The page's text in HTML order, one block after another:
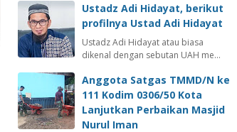
Ustadz Adi Hidayat, berikut
profilnya Ustad Adi Hidayat
Ustadz Adi Hidayat atau biasa
dikenal dengan sebutan UAH me…
Anggota Satgas TMMD/N ke
111 Kodim 0306/50 Kota
Lanjutkan Perbaikan Masjid
Nurul Iman